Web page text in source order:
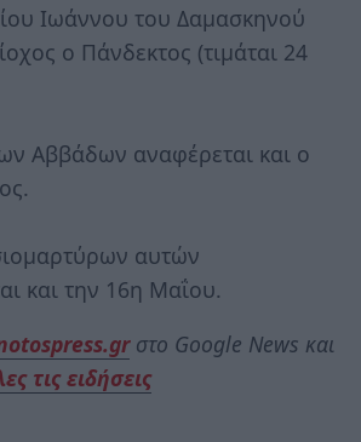
Ιωάννου του Δαμασκηνού
ο Πάνδεκτος (τιμάται 24
Αββάδων αναφέρεται και ο
αυτών
και την 16η Μαΐου.
στο Google News και
τις ειδήσεις